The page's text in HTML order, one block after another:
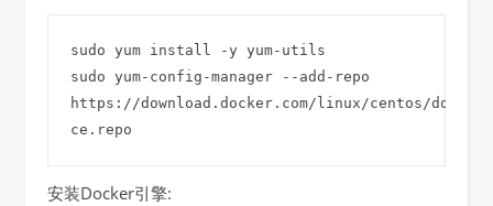
sudo yum install -y yum-utils
sudo yum-config-manager --add-repo
https://download.docker.com/linux/centos/docker-
安装Docker引擎: